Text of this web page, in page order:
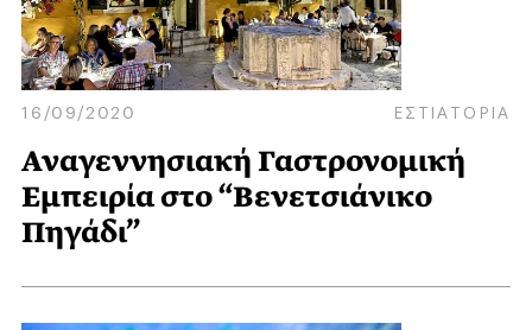
16/09/2020 ΕΣΤΙΑΤΟΡΙΑ
Αναγεννησιακή Γαστρονομική
Εμπειρία στο “Βενετσιάνικο
Πηγάδι”